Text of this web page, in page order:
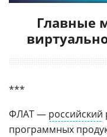
Главные
***
ФЛАТ — российский
программных